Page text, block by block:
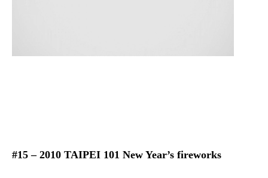
#15 – 2010 TAIPEI 101 New Year’s fireworks